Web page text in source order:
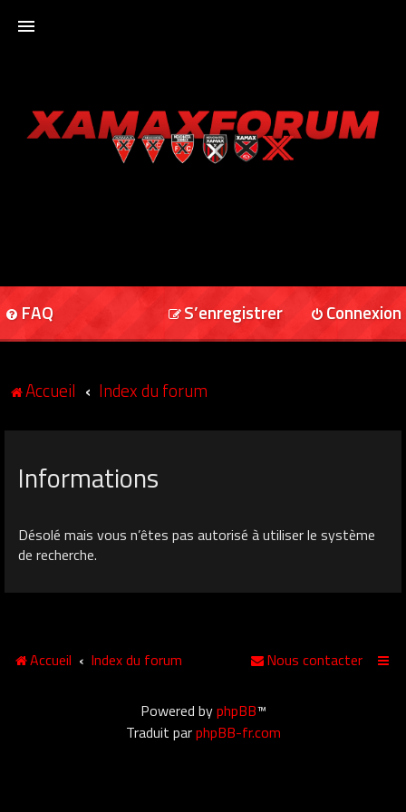
XAMAXFORUM
FAQ Connexion
S’enregistrer
Accueil Index du forum
Informations
Désolé mais vous n’êtes pas autorisé à utiliser le système
de recherche.
Accueil Index du forum Nous contacter
Powered byphpBB™
Traduit parphpBB-fr.com